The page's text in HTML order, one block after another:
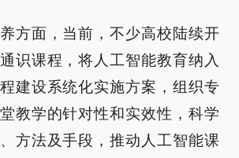
方面，当前，不少高校陆续开
识课程，将人工智能教育纳入
建设系统化实施方案，组织专
教学的针对性和实效性，科学
方法及手段，推动人工智能课